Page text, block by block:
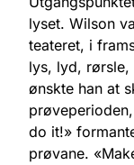
lyset. Wilson
teateret, i
lys, lyd, rørsle,
ønskte han at
do it!»
prøvane.